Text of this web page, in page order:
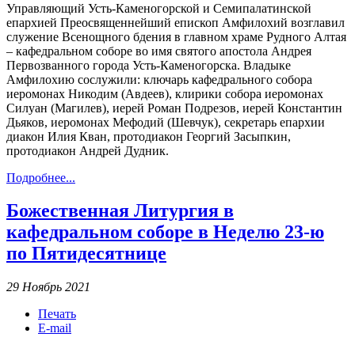
Управляющий Усть-Каменогорской и Семипалатинской
епархией Преосвященнейший епископ Амфилохий возглавил
служение Всенощного бдения в главном храме Рудного Алтая
– кафедральном соборе во имя святого апостола Андрея
Первозванного города Усть-Каменогорска. Владыке
Амфилохию сослужили: ключарь кафедрального собора
иеромонах Никодим (Авдеев), клирики собора иеромонах
Силуан (Магилев), иерей Роман Подрезов, иерей Константин
Дьяков, иеромонах Мефодий (Шевчук), секретарь епархии
диакон Илия Кван, протодиакон Георгий Засыпкин,
протодиакон Андрей Дудник.
Подробнее...
Божественная Литургия в
кафедральном соборе в Неделю 23-ю
по Пятидесятнице
29 Ноябрь 2021
Печать
E-mail